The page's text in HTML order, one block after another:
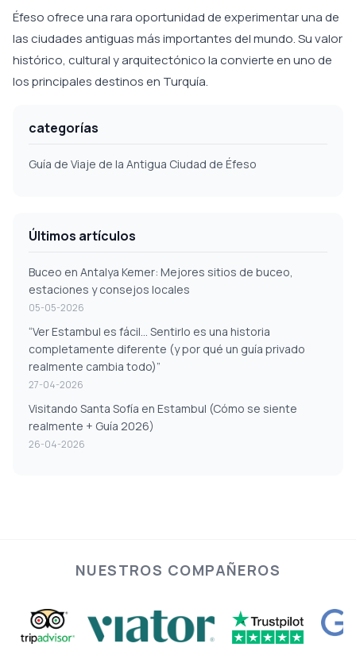
Éfeso ofrece una rara oportunidad de experimentar una de
las ciudades antiguas más importantes del mundo. Su valor
histórico, cultural y arquitectónico la convierte en uno de
los principales destinos en Turquía.
categorías
Guía de Viaje de la Antigua Ciudad de Éfeso
Últimos artículos
Buceo en Antalya Kemer: Mejores sitios de buceo,
estaciones y consejos locales
05-05-2026
“Ver Estambul es fácil... Sentirlo es una historia
completamente diferente (y por qué un guía privado
realmente cambia todo)”
27-04-2026
Visitando Santa Sofía en Estambul (Cómo se siente
realmente + Guía 2026)
26-04-2026
NUESTROS COMPAÑEROS